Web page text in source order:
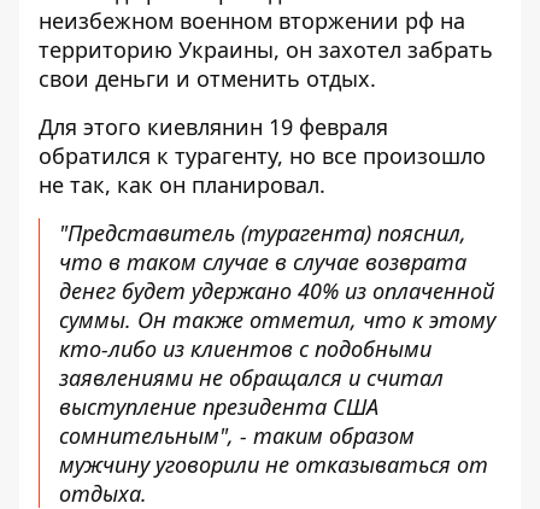
неизбежном военном вторжении рф на
территорию Украины, он захотел забрать
свои деньги и отменить отдых.
Для этого киевлянин 19 февраля
обратился к турагенту, но все произошло
не так, как он планировал.
"Представитель (турагента) пояснил,
что в таком случае в случае возврата
денег будет удержано 40% из оплаченной
суммы. Он также отметил, что к этому
кто-либо из клиентов с подобными
заявлениями не обращался и считал
выступление президента США
сомнительным", - таким образом
мужчину уговорили не отказываться от
отдыха.